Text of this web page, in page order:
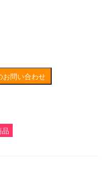
お問い合わせ
品